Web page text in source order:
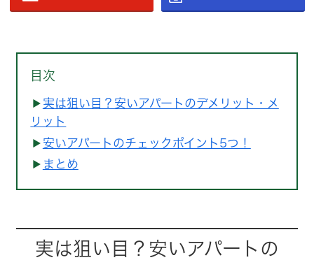
目次
実は狙い目？安いアパートのデメリット・メ
リット
安いアパートのチェックポイント5つ！
まとめ
実は狙い目？安いアパートの